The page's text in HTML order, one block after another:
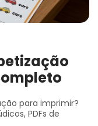
para imprimir?
PDFs de